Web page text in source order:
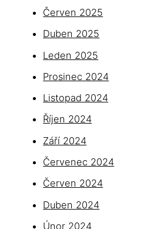
Červen 2025
Duben 2025
Leden 2025
Prosinec 2024
Listopad 2024
Říjen 2024
Září 2024
Červenec 2024
Červen 2024
Duben 2024
Únor 2024